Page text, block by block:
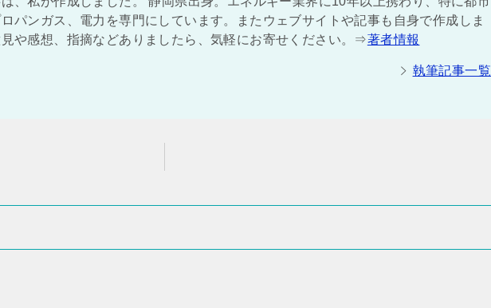
パンガス、電力を専門にしています。またウェブサイトや記事も自身で作成しま
や感想、指摘などありましたら、気軽にお寄せください。⇒著者情報
執筆記事一覧